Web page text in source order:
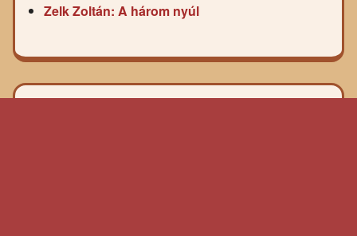
Zelk Zoltán: A három nyúl